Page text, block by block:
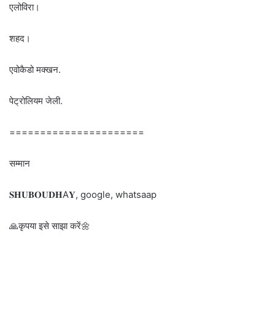
एलोविरा।
शहद।
एवोकैडो मक्खन.
पेट्रोलियम जेली.
======================
सम्मान
𝐒𝐇𝐔𝐁𝐎𝐔𝐃𝐇A𝐘, google, whatsaap
🙏कृपया इसे साझा करें🌼